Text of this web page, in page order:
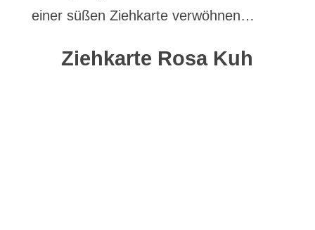
einer süßen Ziehkarte verwöhnen…
Ziehkarte Rosa Kuh